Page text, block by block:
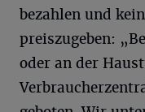
bezahlen und
preiszugeben:
oder an der